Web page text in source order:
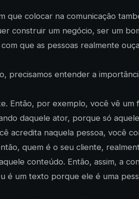
que colocar na comunicação
construir um negócio, ser um
que as pessoas realmente
precisamos entender a
Então, por exemplo, você vê um
daquele ator, porque só
acredita naquela pessoa, você
quem é o seu cliente,
conteúdo. Então, assim, a
é um texto porque ele é uma